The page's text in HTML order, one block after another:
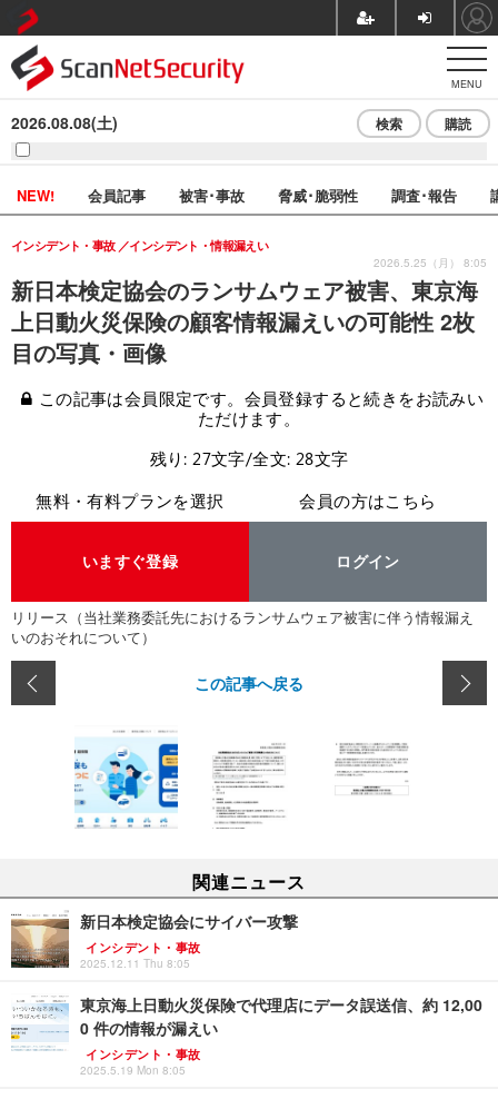
MENU
2026.08.08(土) 検索 購読
NEW! 会員記事 被害･事故 脅威･脆弱性 調査･報告
新日本検定協会のランサムウェア被害、東京海
上日動火災保険の顧客情報漏えいの可能性 2枚
目の写真・画像
インシデント・事故 インシデント・情報漏えい
2026.5.25（月） 8:05
この記事は会員限定です。会員登録すると続きをお読みい
ただけます。
残り: 27文字/全文: 28文字
無料・有料プランを選択
いますぐ登録
会員の方はこちら
ログイン
リリース（当社業務委託先におけるランサムウェア被害に伴う情報漏え
いのおそれについて）
この記事へ戻る
関連ニュース
新日本検定協会にサイバー攻撃
インシデント・事故
2025.12.11 Thu 8:05
東京海上日動火災保険で代理店にデータ誤送信、約 12,00
0 件の情報が漏えい
インシデント・事故
2025.5.19 Mon 8:05